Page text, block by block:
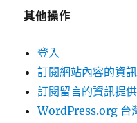
其他操作
登入
訂閱網站內容的資
訂閱留言的資訊提供
WordPress.org 台